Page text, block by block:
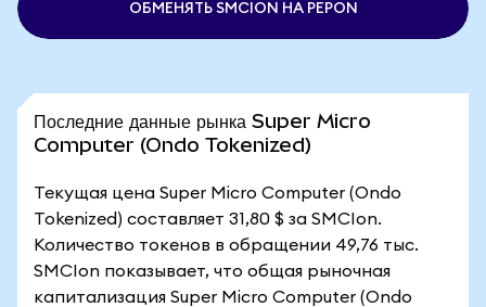
ОБМЕНЯТЬ SMCION НА PEPON
Последние данные рынка Super Micro
Computer (Ondo Tokenized)
Текущая цена Super Micro Computer (Ondo
Tokenized) составляет 31,80 $ за SMCIon.
Количество токенов в обращении 49,76 тыс.
SMCIon показывает, что общая рыночная
капитализация Super Micro Computer (Ondo